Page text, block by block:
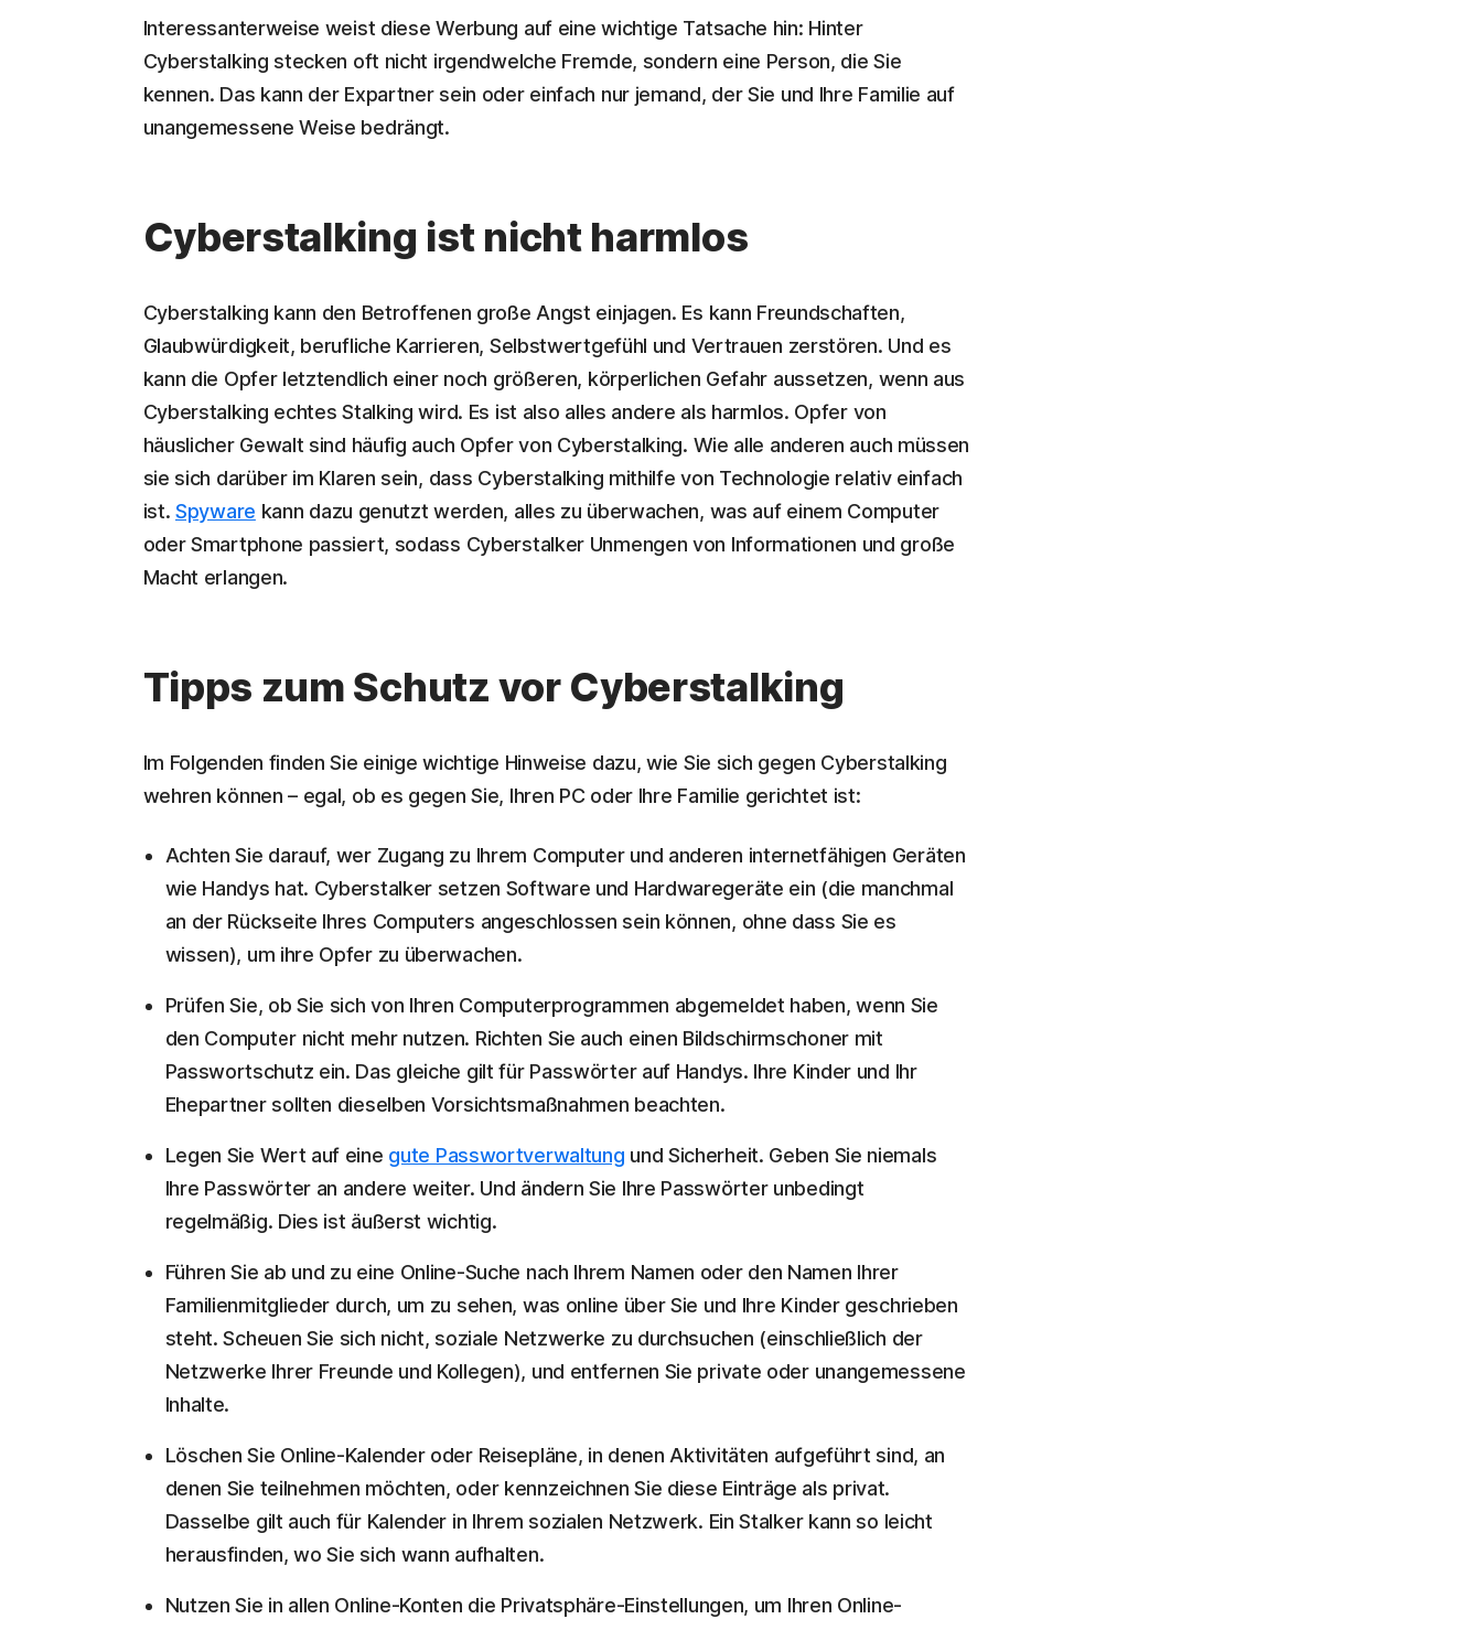
Interessanterweise weist diese Werbung auf eine wichtige Tatsache hin: Hinter
Cyberstalking stecken oft nicht irgendwelche Fremde, sondern eine Person, die Sie
kennen. Das kann der Expartner sein oder einfach nur jemand, der Sie und Ihre Familie auf
unangemessene Weise bedrängt.
Cyberstalking ist nicht harmlos
Cyberstalking kann den Betroffenen große Angst einjagen. Es kann Freundschaften,
Glaubwürdigkeit, berufliche Karrieren, Selbstwertgefühl und Vertrauen zerstören. Und es
kann die Opfer letztendlich einer noch größeren, körperlichen Gefahr aussetzen, wenn aus
Cyberstalking echtes Stalking wird. Es ist also alles andere als harmlos. Opfer von
häuslicher Gewalt sind häufig auch Opfer von Cyberstalking. Wie alle anderen auch müssen
sie sich darüber im Klaren sein, dass Cyberstalking mithilfe von Technologie relativ einfach
ist. Spyware kann dazu genutzt werden, alles zu überwachen, was auf einem Computer
oder Smartphone passiert, sodass Cyberstalker Unmengen von Informationen und große
Macht erlangen.
Tipps zum Schutz vor Cyberstalking
Im Folgenden finden Sie einige wichtige Hinweise dazu, wie Sie sich gegen Cyberstalking
wehren können – egal, ob es gegen Sie, Ihren PC oder Ihre Familie gerichtet ist:
Achten Sie darauf, wer Zugang zu Ihrem Computer und anderen internetfähigen Geräten
wie Handys hat. Cyberstalker setzen Software und Hardwaregeräte ein (die manchmal
an der Rückseite Ihres Computers angeschlossen sein können, ohne dass Sie es
wissen), um ihre Opfer zu überwachen.
Prüfen Sie, ob Sie sich von Ihren Computerprogrammen abgemeldet haben, wenn Sie
den Computer nicht mehr nutzen. Richten Sie auch einen Bildschirmschoner mit
Passwortschutz ein. Das gleiche gilt für Passwörter auf Handys. Ihre Kinder und Ihr
Ehepartner sollten dieselben Vorsichtsmaßnahmen beachten.
Legen Sie Wert auf eine gute Passwortverwaltung und Sicherheit. Geben Sie niemals
Ihre Passwörter an andere weiter. Und ändern Sie Ihre Passwörter unbedingt
regelmäßig. Dies ist äußerst wichtig.
Führen Sie ab und zu eine Online-Suche nach Ihrem Namen oder den Namen Ihrer
Familienmitglieder durch, um zu sehen, was online über Sie und Ihre Kinder geschrieben
steht. Scheuen Sie sich nicht, soziale Netzwerke zu durchsuchen (einschließlich der
Netzwerke Ihrer Freunde und Kollegen), und entfernen Sie private oder unangemessene
Inhalte.
Löschen Sie Online-Kalender oder Reisepläne, in denen Aktivitäten aufgeführt sind, an
denen Sie teilnehmen möchten, oder kennzeichnen Sie diese Einträge als privat.
Dasselbe gilt auch für Kalender in Ihrem sozialen Netzwerk. Ein Stalker kann so leicht
herausfinden, wo Sie sich wann aufhalten.
Nutzen Sie in allen Online-Konten die Privatsphäre-Einstellungen, um Ihren Online-